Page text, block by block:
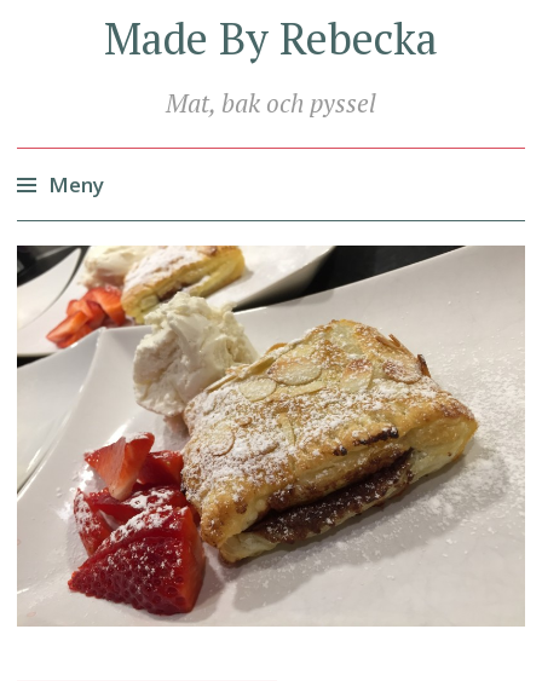
Made By Rebecka
Mat, bak och pyssel
Meny
Hoppa
till
innehåll